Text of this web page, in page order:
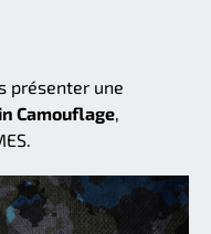
présenter une
Camouflage,